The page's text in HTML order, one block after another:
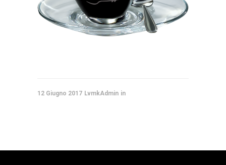
12 Giugno 2017 LvmkAdmin